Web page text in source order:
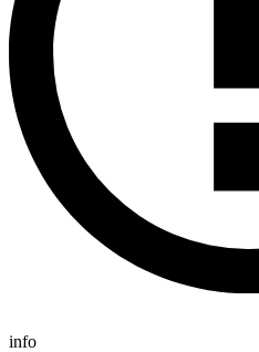
info